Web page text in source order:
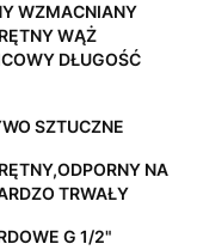
WZMACNIANY
WĄŻ
DŁUGOŚĆ
SZTUCZNE
NA
TRWAŁY
G 1/2"